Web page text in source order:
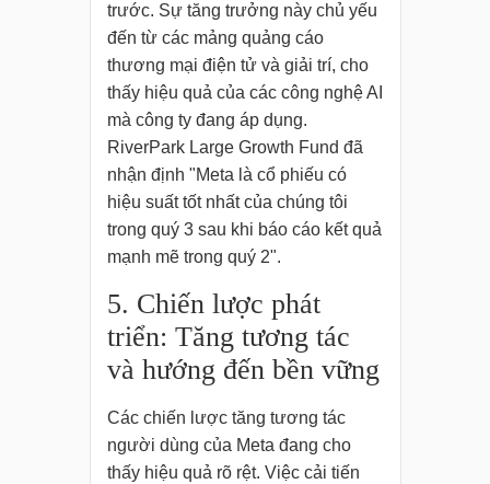
trước. Sự tăng trưởng này chủ yếu
đến từ các mảng quảng cáo
thương mại điện tử và giải trí, cho
thấy hiệu quả của các công nghệ AI
mà công ty đang áp dụng.
RiverPark Large Growth Fund đã
nhận định "Meta là cổ phiếu có
hiệu suất tốt nhất của chúng tôi
trong quý 3 sau khi báo cáo kết quả
mạnh mẽ trong quý 2".
5. Chiến lược phát
triển: Tăng tương tác
và hướng đến bền vững
Các chiến lược tăng tương tác
người dùng của Meta đang cho
thấy hiệu quả rõ rệt. Việc cải tiến